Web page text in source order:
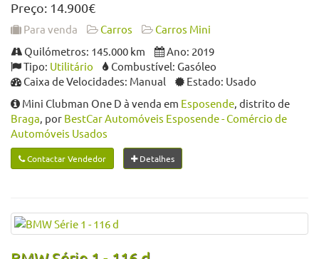
Preço: 14.900€
Para venda Carros
Carros Mini
Quilómetros: 145.000 km
Ano: 2019
Tipo: Utilitário
Combustível: Gasóleo
Caixa de Velocidades: Manual
Estado: Usado
Mini Clubman One D à venda em Esposende, distrito de
Braga, por BestCar Automóveis Esposende - Comércio de
Automóveis Usados
Contactar Vendedor Detalhes